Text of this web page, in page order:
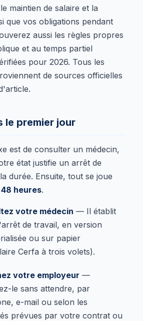
maintien de salaire et la
que vos obligations pendant
aussi les règles propres
et au temps partiel
pour 2026. Tous les
de sources officielles
le premier jour
est de consulter un médecin,
état justifie un arrêt de
durée. Ensuite, tout se joue
48 heures.
votre médecin — Il établit
de travail, en version
ou sur papier
Cerfa à trois volets).
votre employeur —
le sans attendre, par
e-mail ou selon les
prévues par votre contrat ou